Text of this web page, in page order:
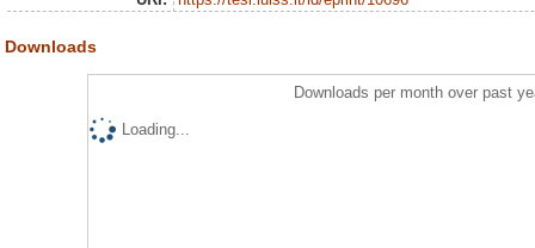
Downloads
Downloads per month over past
Loading...